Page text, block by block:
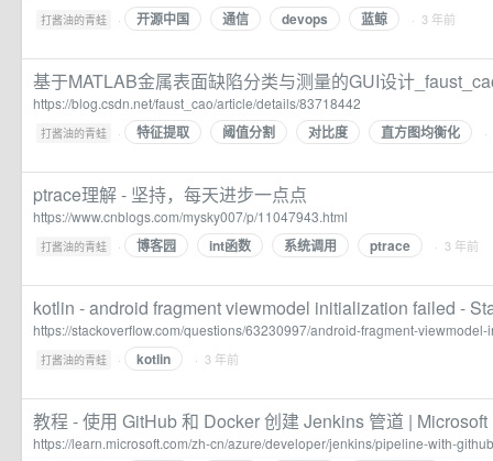
打酱油的青蛙 · 开源中国 通信 devops 蓝鲸 · 3 年前
基于MATLAB金属表面缺陷分类与测量的GUI设计
https://blog.csdn.net/faust_cao/article/details/83718442
打酱油的青蛙 · 特征提取 阈值分割 对比度 直方图均衡化
ptrace理解 - 坚持，每天进步一点点
https://www.cnblogs.com/mysky007/p/11047943.html
打酱油的青蛙 · 博客园 int函数 系统调用 ptrace · 3 年前
kotlin - android fragment viewmodel initialization failed -
https://stackoverflow.com/questions/63230997/android-fragment-
打酱油的青蛙 · kotlin · 3 年前
教程 - 使用 GitHub 和 Docker 创建 Jenkins 管道 | Microsoft
https://learn.microsoft.com/zh-cn/azure/developer/jenkins/pipeline-with-